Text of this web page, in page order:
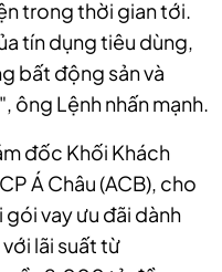
trong thời gian tới.
tín dụng tiêu dùng,
bất động sản và
ông Lệnh nhấn mạnh.
đốc Khối Khách
Á Châu (ACB), cho
vay ưu đãi dành
lãi suất từ